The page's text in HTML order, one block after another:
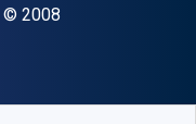
Copyright
© 2008